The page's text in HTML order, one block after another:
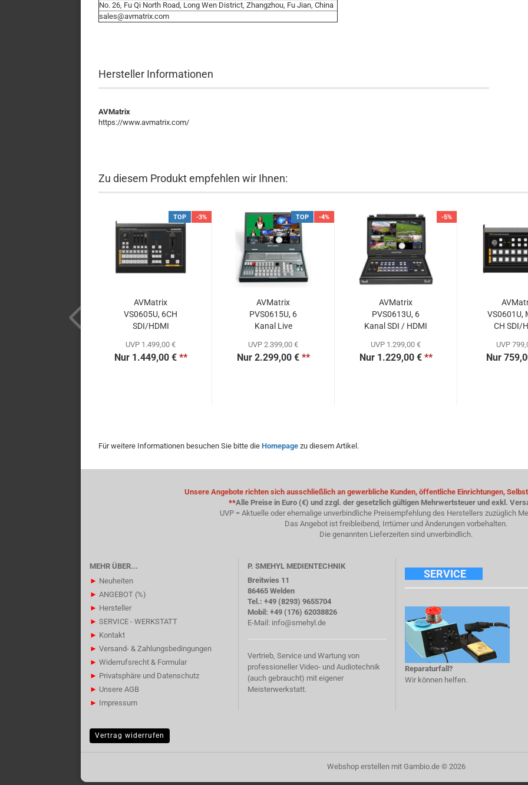
No. 26, Fu Qi North Road, Long Wen District, Zhangzhou, Fu Jian, China
sales@avmatrix.com
Hersteller Informationen
AVMatrix
https://www.avmatrix.com/
Zu diesem Produkt empfehlen wir Ihnen:
TOP -3%
AVMatrix
VS0605U, 6CH
SDI/HDMI
UVP 1.499,00 €
Nur 1.449,00 €**
TOP -4%
AVMatrix
PVS0615U, 6
Kanal Live
UVP 2.399,00 €
Nur 2.299,00 €**
-5%
AVMatrix
PVS0613U, 6
Kanal SDI / HDMI
UVP 1.299,00 €
Nur 1.229,00 €**
VS0601U,
CH SDI/
UVP
Nur
Für weitere Informationen besuchen Sie bitte die Homepage zu diesem Artikel.
Unsere Angebote richten sich ausschließlich an gewerbliche Kunden, öffentliche Einrichtungen,
**Alle Preise in Euro (€) und zzgl. der gesetzlich gültigen Mehrwertsteuer und exkl.
UVP = Aktuelle oder ehemalige unverbindliche Preisempfehlung des Herstellers zuzüglich
Das Angebot ist freibleibend, Irrtümer und Änderungen vorbehalten.
Die genannten Lieferzeiten sind unverbindlich.
MEHR ÜBER...
► Neuheiten
► ANGEBOT (%)
► Hersteller
► SERVICE - WERKSTATT
► Kontakt
► Versand- & Zahlungsbedingungen
► Widerrufsrecht & Formular
► Privatsphäre und Datenschutz
► Unsere AGB
► Impressum
P. SMEHYL MEDIENTECHNIK
Breitwies 11
86465 Welden
Tel.: +49 (8293) 9655704
Mobil: +49 (176) 62038826
E-Mail: info@smehyl.de
Vertrieb, Service und Wartung von
professioneller Video- und Audiotechnik
(auch gebraucht) mit eigener
Meisterwerkstatt.
SERVICE
Reparaturfall?
Wir können helfen.
Vertrag widerrufen
Webshop erstellenmit Gambio.de © 2026